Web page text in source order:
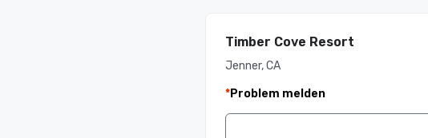
Timber Cove Resort
Jenner, CA
*Problem melden